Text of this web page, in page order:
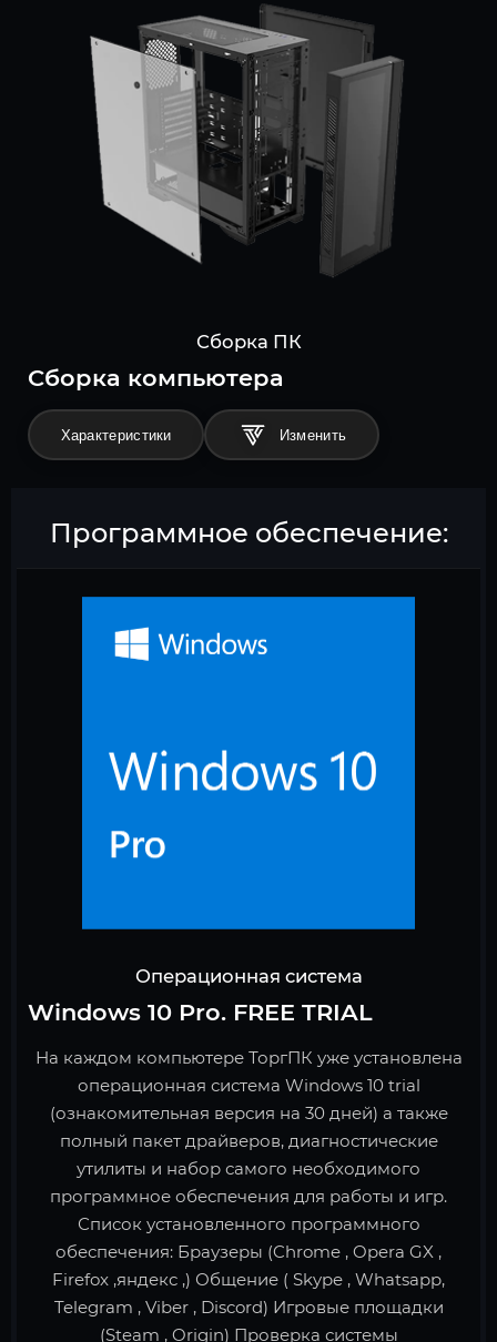
Сборка ПК
Cборка компьютера
Характеристики
Программное обеспечение:
Операционная система
Windows 10 Pro. FREE TRIAL
На каждом компьютере ТоргПК уже установлена
операционная система Windows 10 trial
(ознакомительная версия на 30 дней) а также
полный пакет драйверов, диагностические
утилиты и набор самого необходимого
программное обеспечения для работы и игр.
Список установленного программного
обеспечения: Браузеры (Chrome , Opera GX ,
Firefox ,яндекс ,) Общение ( Skype , Whatsapp,
Telegram , Viber , Discord) Игровые площадки
(Steam , Origin) Проверка системы